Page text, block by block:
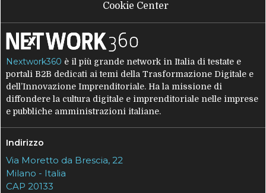
Cookie Center
Nextwork360 è il più grande network in Italia di testate e
portali B2B dedicati ai temi della Trasformazione Digitale e
dell’Innovazione Imprenditoriale. Ha la missione di
diffondere la cultura digitale e imprenditoriale nelle imprese
e pubbliche amministrazioni italiane.
Indirizzo
Via Moretto da Brescia, 22
Milano - Italia
CAP 20133